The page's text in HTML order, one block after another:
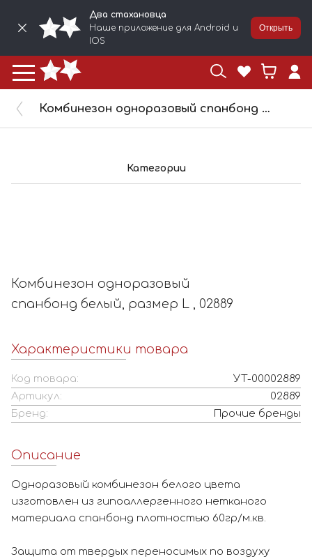
Два стахановца
Наше приложение для Android и
IOS
Открыть
Комбинезон одноразовый спанбонд белый, размер L , 02889
Категории
Комбинезон одноразовый
спанбонд белый, размер L , 02889
Характеристики товара
Код товара:
УТ-00002889
Артикул:
02889
Бренд:
Прочие бренды
Описание
Одноразовый комбинезон белого цвета
изготовлен из гипоаллергенного нетканого
материала спанбонд плотностью 60гр/м.кв.
Защита от твердых переносимых по воздуху